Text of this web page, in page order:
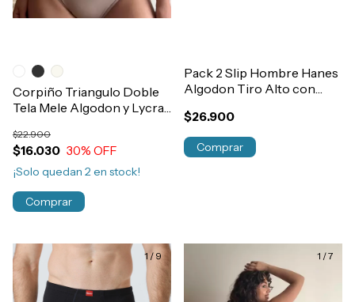
Corpiño Triangulo Doble
Tela Mele Algodon y Lycra
$16.030
$22.900
30% OFF
¡Solo quedan 2en stock!
Comprar
Pack 2 Slip Hombre Hanes
Algodon Tiro Alto con
$26.900
Comprar
1 / 9 1 /7